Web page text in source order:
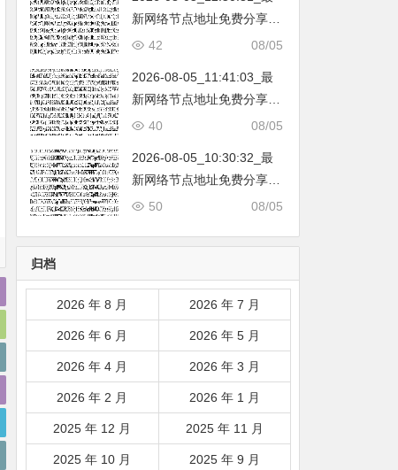
韩国|新加坡|台湾|马来西亚|
…
新网络节点地址免费分享…
不定期更新…开放免费分享
韩国|新加坡|台湾|马来西亚|
…
08/05
42
2026-08-05_11:41:03_最
新网络节点地址免费分享…
不定期更新…开放免费分享
韩国|新加坡|台湾|马来西亚|
…
08/05
40
2026-08-05_10:30:32_最
新网络节点地址免费分享…
不定期更新…开放免费分享
韩国|新加坡|台湾|马来西亚|
08/05
50
归档
2026 年 8 月 2026 年 7 月
2026 年 6 月 2026 年 5 月
2026 年 4 月 2026 年 3 月
2026 年 2 月 2026 年 1 月
2025 年 12 月 2025 年 11 月
2025 年 10 月 2025 年 9 月